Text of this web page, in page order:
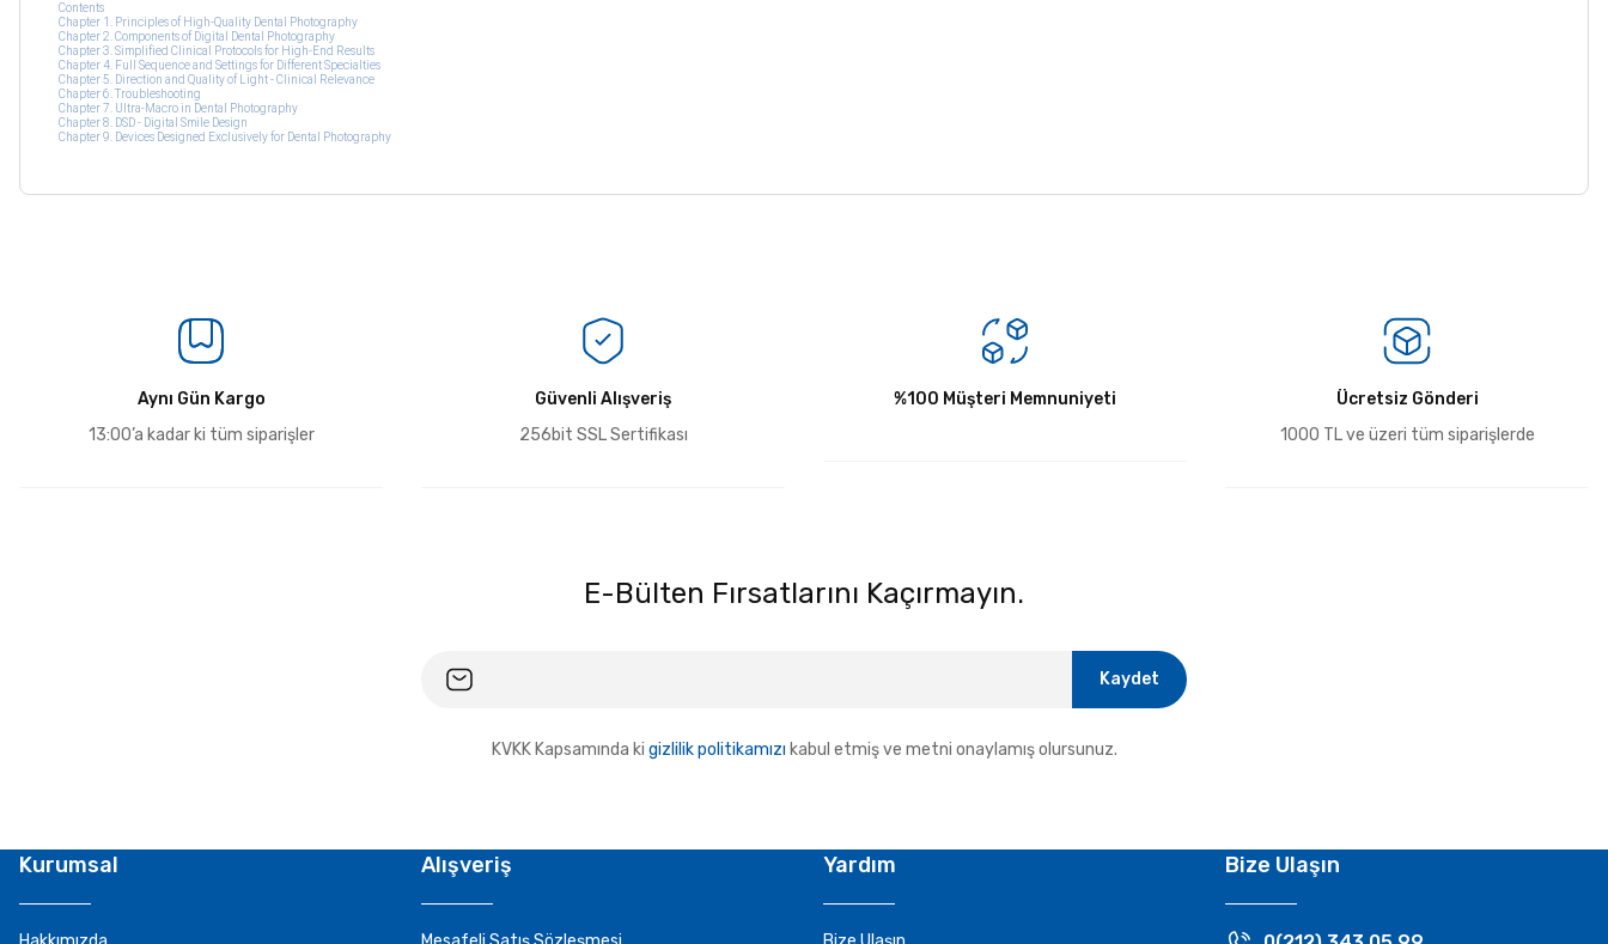
Contents
Chapter 1. Principles of High-Quality Dental Photography
Chapter 2. Components of Digital Dental Photography
Chapter 3. Simplified Clinical Protocols for High-End Results
Chapter 4. Full Sequence and Settings for Different Specialties
Chapter 5. Direction and Quality of Light - Clinical Relevance
Chapter 6. Troubleshooting
Chapter 7. Ultra-Macro in Dental Photography
Chapter 8. DSD - Digital Smile Design
Chapter 9. Devices Designed Exclusively for Dental Photography
Aynı Gün Kargo
13:00’a kadar ki tüm siparişler
Güvenli Alışveriş
256bit SSL Sertifikası
%100 Müşteri Memnuniyeti
Ücretsiz Gönderi
1000 TL ve üzeri tüm siparişlerde
E-Bülten Fırsatlarını Kaçırmayın.
Kaydet
KVKK Kapsamında ki gizlilik politikamızı kabul etmiş ve metni onaylamış olursunuz.
Kurumsal Alışveriş Yardım Bize Ulaşın